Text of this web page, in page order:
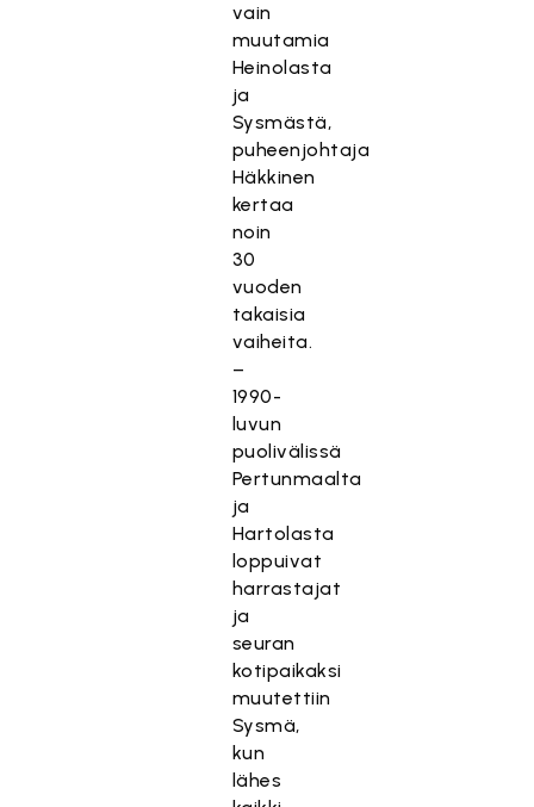
vain
muutamia
Heinolasta
ja
Sysmästä,
puheenjohtaja
Häkkinen
kertaa
noin
30
vuoden
takaisia
vaiheita.
–
1990-
luvun
puolivälissä
Pertunmaalta
ja
Hartolasta
loppuivat
harrastajat
ja
seuran
kotipaikaksi
muutettiin
Sysmä,
kun
lähes